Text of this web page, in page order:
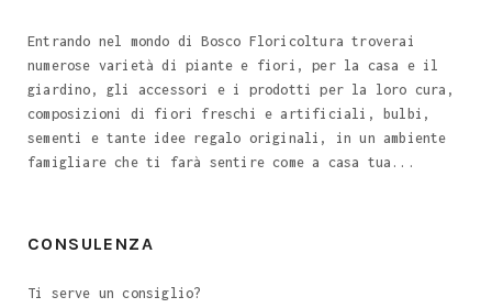
Entrando nel mondo di Bosco Floricoltura troverai
numerose varietà di piante e fiori, per la casa e il
giardino, gli accessori e i prodotti per la loro cura,
composizioni di fiori freschi e artificiali, bulbi,
sementi e tante idee regalo originali, in un ambiente
famigliare che ti farà sentire come a casa tua...
CONSULENZA
Ti serve un consiglio?